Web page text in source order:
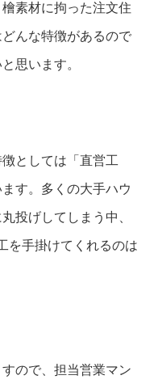
素材に拘った注文住
んな特徴があるので
思います。
としては「直営工
す。多くの大手ハウ
投げしてしまう中、
を手掛けてくれるのは
ので、担当営業マン